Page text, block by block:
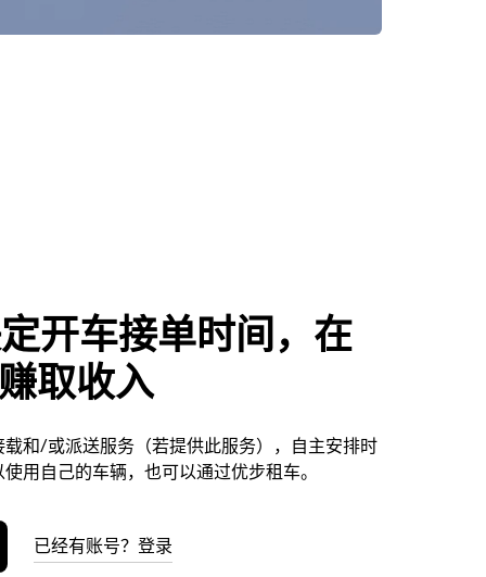
开车接单时间，在
取收入
和/或派送服务（若提供此服务），自主安排时
用自己的车辆，也可以通过优步租车。
已经有账号？登录